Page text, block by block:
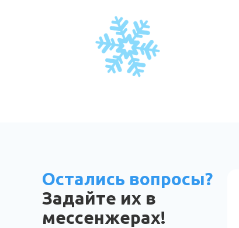
Остались вопросы?
Задайте их в
мессенжерах!